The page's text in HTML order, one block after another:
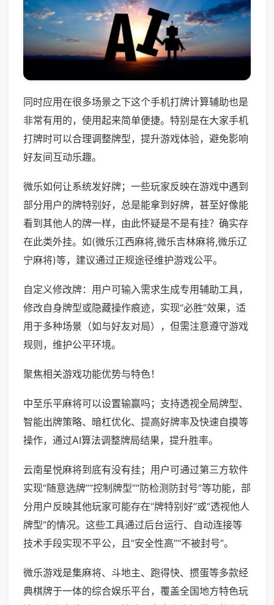
同时应用在很多场景之下这个手机打牌计算辅助也是
非常有用的，使用起来简单便捷。特别是在大家手机
打牌时可以合理调整牌型，提升游戏体验，避免影响
好友间互动乐趣。
微乐如何让系统发好牌；一些玩家反映在游戏中遇到
部分用户的牌特别好，总是能拿到好牌，甚至好像能
看到其他人的牌一样，由此怀疑是不是有挂？确实存
在此类外挂。如(微乐江西麻将,微乐吉林麻将,微乐辽
宁麻将)等，建议通过正规途径维护游戏公平。
自定义修改牌：用户可输入需求生成专用辅助工具，
修改自身牌型或隐藏操作痕迹，实现“必胜”效果，适
用于多种场景（如与好友对局），但需注意遵守游戏
规则，维护公平环境。
聚焦相关游戏功能优势与特色！
中至乐平麻将可以设置输赢吗；支持透视全局牌型、
智能出牌策略、暗杠优化、提高好牌率及快速自摸等
操作，通过AI算法调整牌局结果，提升胜率。
云南星悦麻将到底有没有挂；用户可通过第三方软件
实现“随意选牌”“控制牌型”“防检测防封号”等功能，部
分用户反映其他玩家可能存在“牌特别好”或“透视他人
牌型”的情况。这些工具通过后台运行、自动连接等
技术手段实现不平公，且“安全性高”“不被封号”。
微乐游戏是集麻将、斗地主、跑得快、掼蛋等多款经
典棋牌于一体的综合娱乐平台，覆盖全国地方特色玩